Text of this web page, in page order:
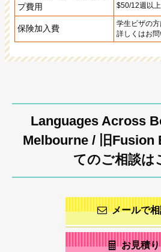
プ費用
$50/12週以上
保険加入費
学生ビザの
詳しくはお
Languages Across
Melbourne / 旧Fusion
てのご相談は
メールで
お見積り